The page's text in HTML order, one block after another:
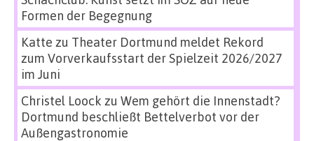
Formen der Begegnung
Katte zu Theater Dortmund meldet Rekord
zum Vorverkaufsstart der Spielzeit 2026/2027
im Juni
Christel Loock zu Wem gehört die Innenstadt?
Dortmund beschließt Bettelverbot vor der
Außengastronomie